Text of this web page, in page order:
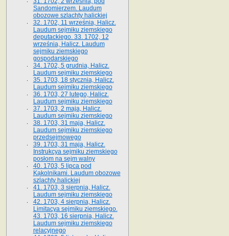
Sandomierzem. Laudum
obozowe szlachty halickiej
32. 1702, 11 września, Halicz.
Laudum sejmiku ziemskiego
deputackiego. 33. 1702, 12
września, Halicz. Laudum
sejmiku ziemskiego
gospodarskiego
34. 1702, 5 grudnia, Halicz.
Laudum sejmiku ziemskiego
35. 1703, 18 stycznia, Halicz.
Laudum sejmiku ziemskiego
36. 1703, 27 lutego, Halicz.
Laudum sejmiku ziemskiego
37. 1703, 2 maja, Halicz.
Laudum sejmiku ziemskiego
38. 1703, 31 maja, Halicz.
Laudum sejmiku ziemskiego
przedsejmowego
39. 1703, 31 maja, Halicz.
Instrukcya sejmiku ziemskiego
posłom na sejm walny
40. 1703, 5 lipca pod
Kąkolnikami. Laudum obozowe
szlachty halickiej
41­. 1703, 3 sierpnia, Halicz.
Laudum sejmiku ziemskiego
42. 1703, 4 sierpnia, Halicz.
Limitacya sejmiku ziemskiego.
43. 1703, 16 sierpnia, Halicz.
Laudum sejmiku ziemskiego
relacyjnego